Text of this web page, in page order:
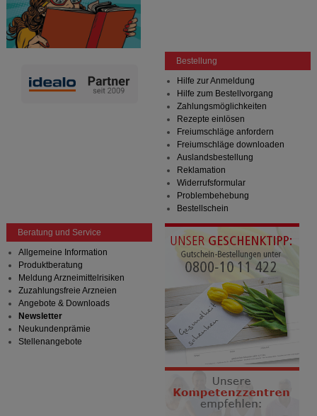
Bestellung
Hilfe zur Anmeldung
Hilfe zum Bestellvorgang
Zahlungsmöglichkeiten
Rezepte einlösen
Freiumschläge anfordern
Freiumschläge downloaden
Auslandsbestellung
Reklamation
Widerrufsformular
Problembehebung
Bestellschein
Beratung und Service
Allgemeine Information
Produktberatung
Meldung Arzneimittelrisiken
Zuzahlungsfreie Arzneien
Angebote & Downloads
Newsletter
Neukundenprämie
Stellenangebote